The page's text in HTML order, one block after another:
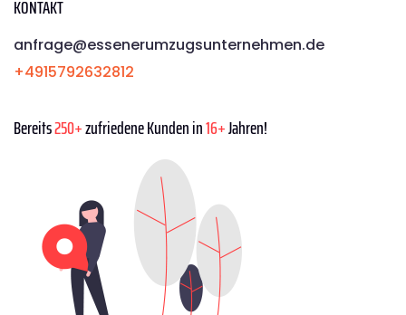
KONTAKT
anfrage@essenerumzugsunternehmen.de
+4915792632812
Bereits250+zufriedene Kunden in16+Jahren!